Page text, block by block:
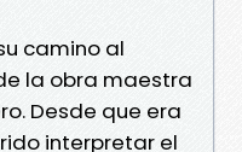
camino al
la obra maestra
Desde que era
interpretar el